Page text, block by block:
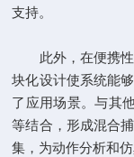
支持。
此外，在便携性
块化设计使系统能
了应用场景。与其
等结合，形成混合
集，为动作分析和